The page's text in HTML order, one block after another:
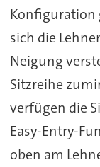
Konfiguration
sich die
Neigung
Sitzreihe
verfügen die
Easy-Entry-
oben am